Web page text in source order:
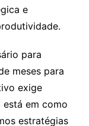
e
para
meses para
exige
está em como
estratégias